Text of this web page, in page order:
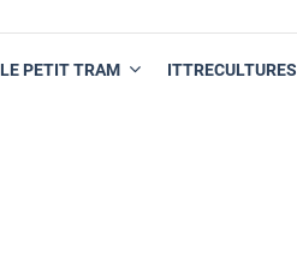
LE PETIT TRAM ITTRECULTURES